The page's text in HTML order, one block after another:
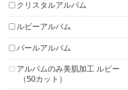
クリスタルアルバム
ルビーアルバム
パールアルバム
アルバムのみ美肌加工 ルビー
（50カット）